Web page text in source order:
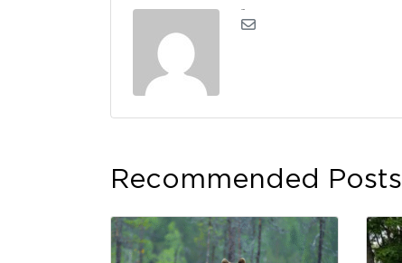
Recommended Posts